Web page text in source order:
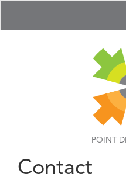
POINT
Contact